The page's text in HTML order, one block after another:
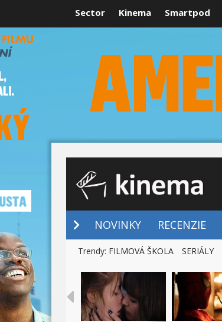
Sector Kinema Smartpod
NOVINKY RECENZIE
Trendy: FILMOVÁ ŠKOLA SERIÁLY